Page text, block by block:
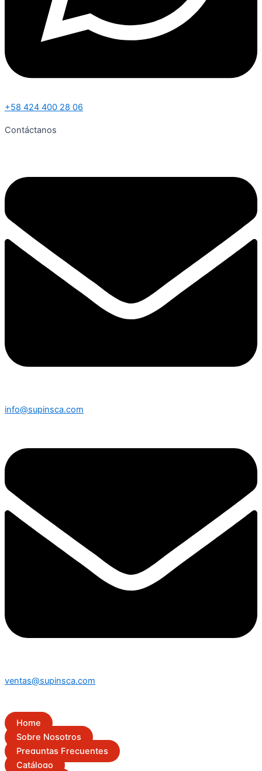
+58 424 400 28 06
Contáctanos
info@supinsca.com
ventas@supinsca.com
Home
Sobre Nosotros
Preguntas Frecuentes
Catálogo